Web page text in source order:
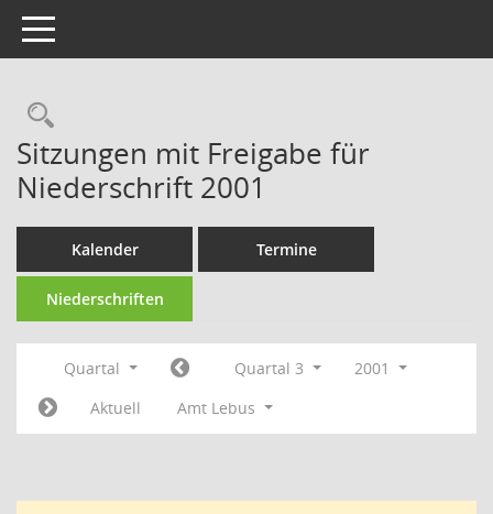
Toggle navigation
Rechercheauswahl
Sitzungen mit Freigabe für
Niederschrift 2001
Kalender Termine
Niederschriften
Quartal Quartal 3
2001
Aktuell
Amt Lebus